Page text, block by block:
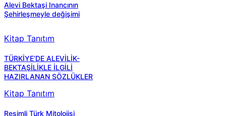
Alevi Bektaşi Inancının
Şehirleşmeyle değişimi
Kitap Tanıtım
TÜRKİYE’DE ALEVİLİK-
BEKTAŞİLİKLE İLGİLİ
HAZIRLANAN SÖZLÜKLER
Kitap Tanıtım
Resimli Türk Mitolojisi